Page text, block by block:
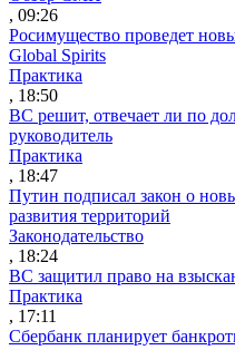
, 09:26
Росимущество проведет
Global Spirits
Практика
, 18:50
ВС решит, отвечает ли по
руководитель
Практика
, 18:47
Путин подписал закон о
развития территорий
Законодательство
, 18:24
ВС защитил право на
Практика
, 17:11
Сбербанк планирует